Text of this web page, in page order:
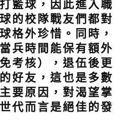
球，因此進入職
的校隊戰友們都對
格外珍惜。同時，
兵時間能保有額外
考核），退伍後更
好友，這也是多數
要原因，對渴望掌
代而言是絕佳的發